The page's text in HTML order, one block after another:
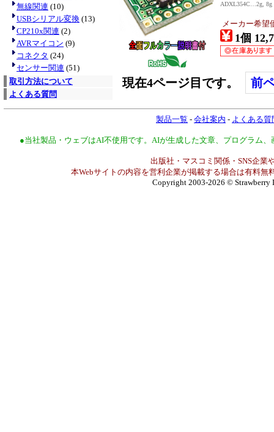
無線関連 (10)
USBシリアル変換 (13)
CP210x関連 (2)
AVRマイコン (9)
コネクタ (24)
センサー関連 (51)
取引方法について
よくある質問
ADXL354C…2g, 8g
メーカー希望
1個
現在4ページ目です。 前
製品一覧 - 会社案内 - よくある質
●当社製品・ウェブはAI不使用です。AIが生成した文章、プログラム
出版社・マスコミ関係・SNS企業
本Webサイトの内容を営利企業が掲載する場合は有料無
Copyright 2003-2026 © Strawberry